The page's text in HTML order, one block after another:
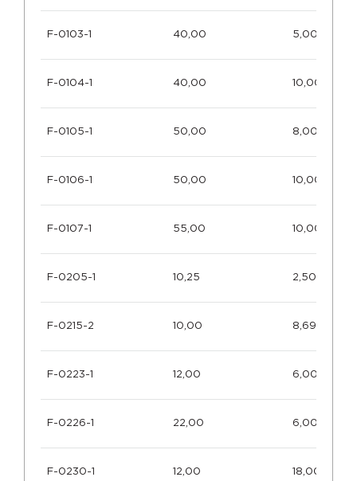
F-0103-1 40,00 5,00
F-0104-1 40,00 10,00
F-0105-1 50,00 8,00
F-0106-1 50,00 10,00
F-0107-1 55,00 10,00
F-0205-1 10,25 2,50
F-0215-2 10,00 8,69
F-0223-1 12,00 6,00
F-0226-1 22,00 6,00
F-0230-1 12,00 18,00